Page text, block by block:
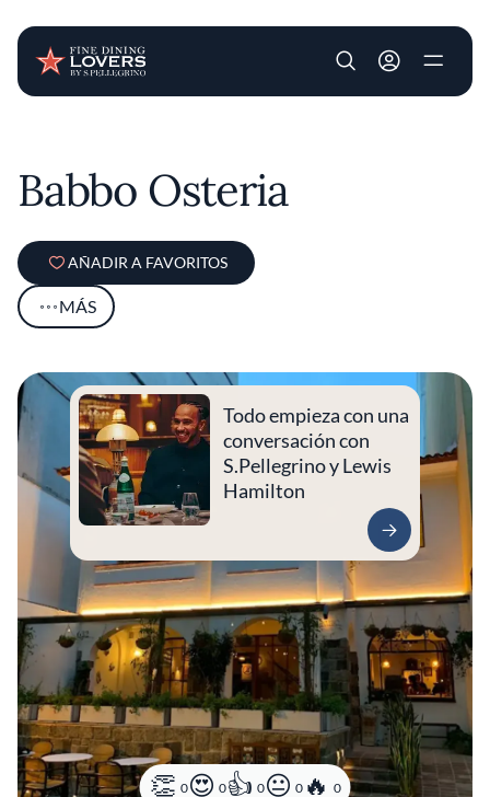
User account
Babbo Osteria
AÑADIR A FAVORITOS
MÁS
0 0 0 0 0
Todo empieza con una
conversación con
S.Pellegrino y Lewis
Hamilton